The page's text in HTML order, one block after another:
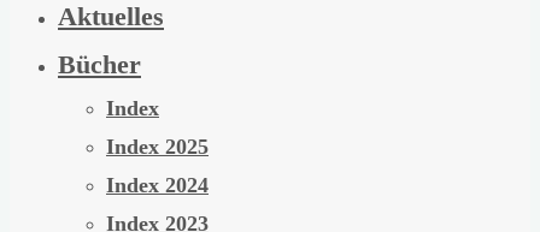
nach:
Aktuelles
Bücher
Index
Index 2025
Index 2024
Index 2023